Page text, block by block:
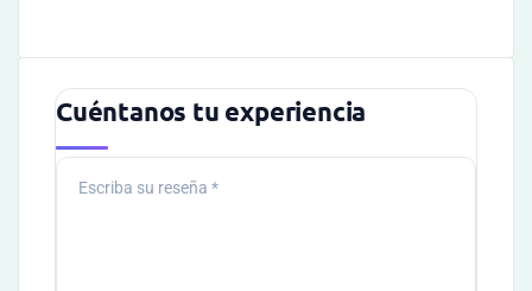
Cuéntanos tu experiencia